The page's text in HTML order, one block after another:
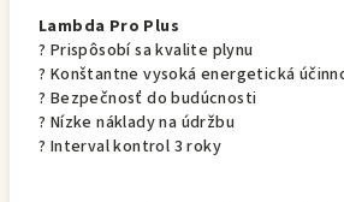
Lambda Pro Plus
? Prispôsobí sa kvalite plynu
? Konštantne vysoká energetická
? Bezpečnosť do budúcnosti
? Nízke náklady na údržbu
? Interval kontrol 3 roky